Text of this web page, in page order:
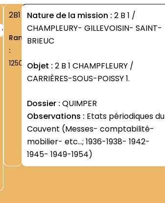
+
2B1
Rang
:
1250
Nature de la mission : 2 B 1 /
CHAMPLEURY- GILLEVOISIN- SAINT-
BRIEUC
Objet : 2 B 1 CHAMPFLEURY /
CARRIÈRES-SOUS-POISSY 1.
Dossier : QUIMPER
Observations : Etats périodiques du
Couvent (Messes- comptabilité-
mobilier- etc...; 1936-1938- 1942-
1945- 1949-1954)